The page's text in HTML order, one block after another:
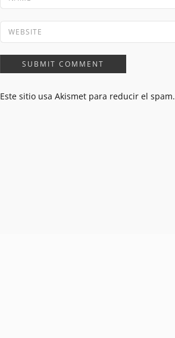
Este sitio usa Akismet para reducir el spam.